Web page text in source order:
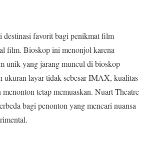
destinasi favorit bagi penikmat film
film. Bioskop ini menonjol karena
unik yang jarang muncul di bioskop
ukuran layar tidak sebesar IMAX, kualitas
menonton tetap memuaskan. Nuart Theatre
bagi penonton yang mencari nuansa